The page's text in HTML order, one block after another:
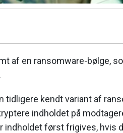
af en ransomware-bølge,
tidligere kendt variant af
indholdet på
indholdet først frigives, hvis